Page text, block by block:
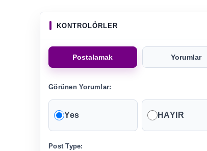
KONTROLÖRLER
Postalamak Yorumlar
Görünen Yorumlar:
Yes HAYIR
Post Type: